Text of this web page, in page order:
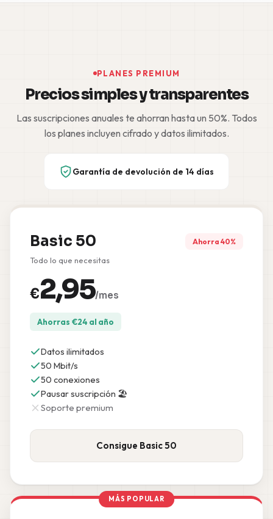
PLANES PREMIUM
Precios simples y transparentes
Las suscripciones anuales te ahorran hasta un 50%. Todos
los planes incluyen cifrado y datos ilimitados.
Garantía de devolución de 14 días
Basic 50 Ahorra 40%
Todo lo que necesitas
€2,95/mes
Ahorras €24 al año
Datos ilimitados
50 Mbit/s
50 conexiones
Pausar suscripción 🏖️
Soporte premium
Consigue Basic 50
MÁS POPULAR